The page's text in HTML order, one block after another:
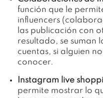
función que le
influencers
las publicación con
resultado, se suman
cuentas, si alguien
conocer.
Instagram live
permite mostrar lo